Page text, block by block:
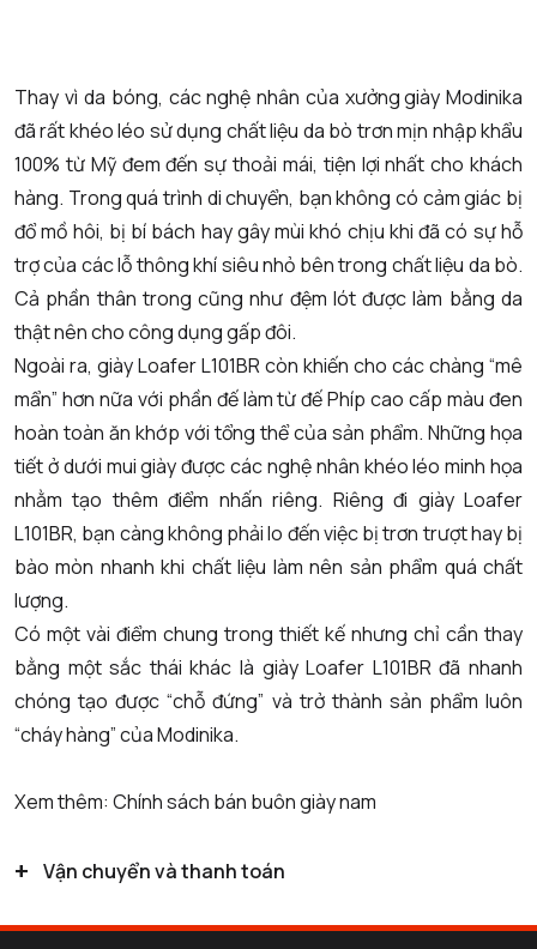
Thay vì da bóng, các nghệ nhân củaxưởng giày Modinika
đã rất khéo léo sử dụng chất liệu da bò trơn mịn nhập khẩu
100% từ Mỹ đem đến sự thoải mái, tiện lợi nhất cho khách
hàng. Trong quá trình di chuyển, bạn không có cảm giác bị
đổ mồ hôi, bị bí bách hay gây mùi khó chịu khi đã có sự hỗ
trợ của các lỗ thông khí siêu nhỏ bên trong chất liệu da bò.
Cả phần thân trong cũng như đệm lót được làm bằng da
thật nên cho công dụng gấp đôi.
Ngoài ra, giày Loafer L101BR còn khiến cho các chàng “mê
mẩn” hơn nữa với phần đế làm từ đế Phíp cao cấp màu đen
hoàn toàn ăn khớp với tổng thể của sản phẩm. Những họa
tiết ở dưới mui giày được các nghệ nhân khéo léo minh họa
nhằm tạo thêm điểm nhấn riêng. Riêng đi giày Loafer
L101BR, bạn càng không phải lo đến việc bị trơn trượt hay bị
bào mòn nhanh khi chất liệu làm nên sản phẩm quá chất
lượng.
Có một vài điểm chung trong thiết kế nhưng chỉ cần thay
bằng một sắc thái khác là giày Loafer L101BR đã nhanh
chóng tạo được “chỗ đứng” và trở thành sản phẩm luôn
“cháy hàng” của Modinika.
Xem thêm: Chính sách bán buôn giày nam
+ Vận chuyển và thanh toán